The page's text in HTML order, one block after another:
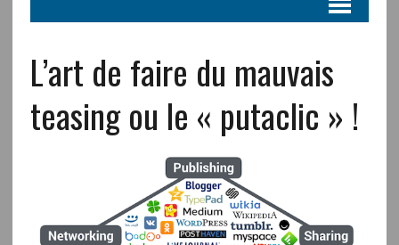
L’art de faire du mauvais
teasing ou le « putaclic » !